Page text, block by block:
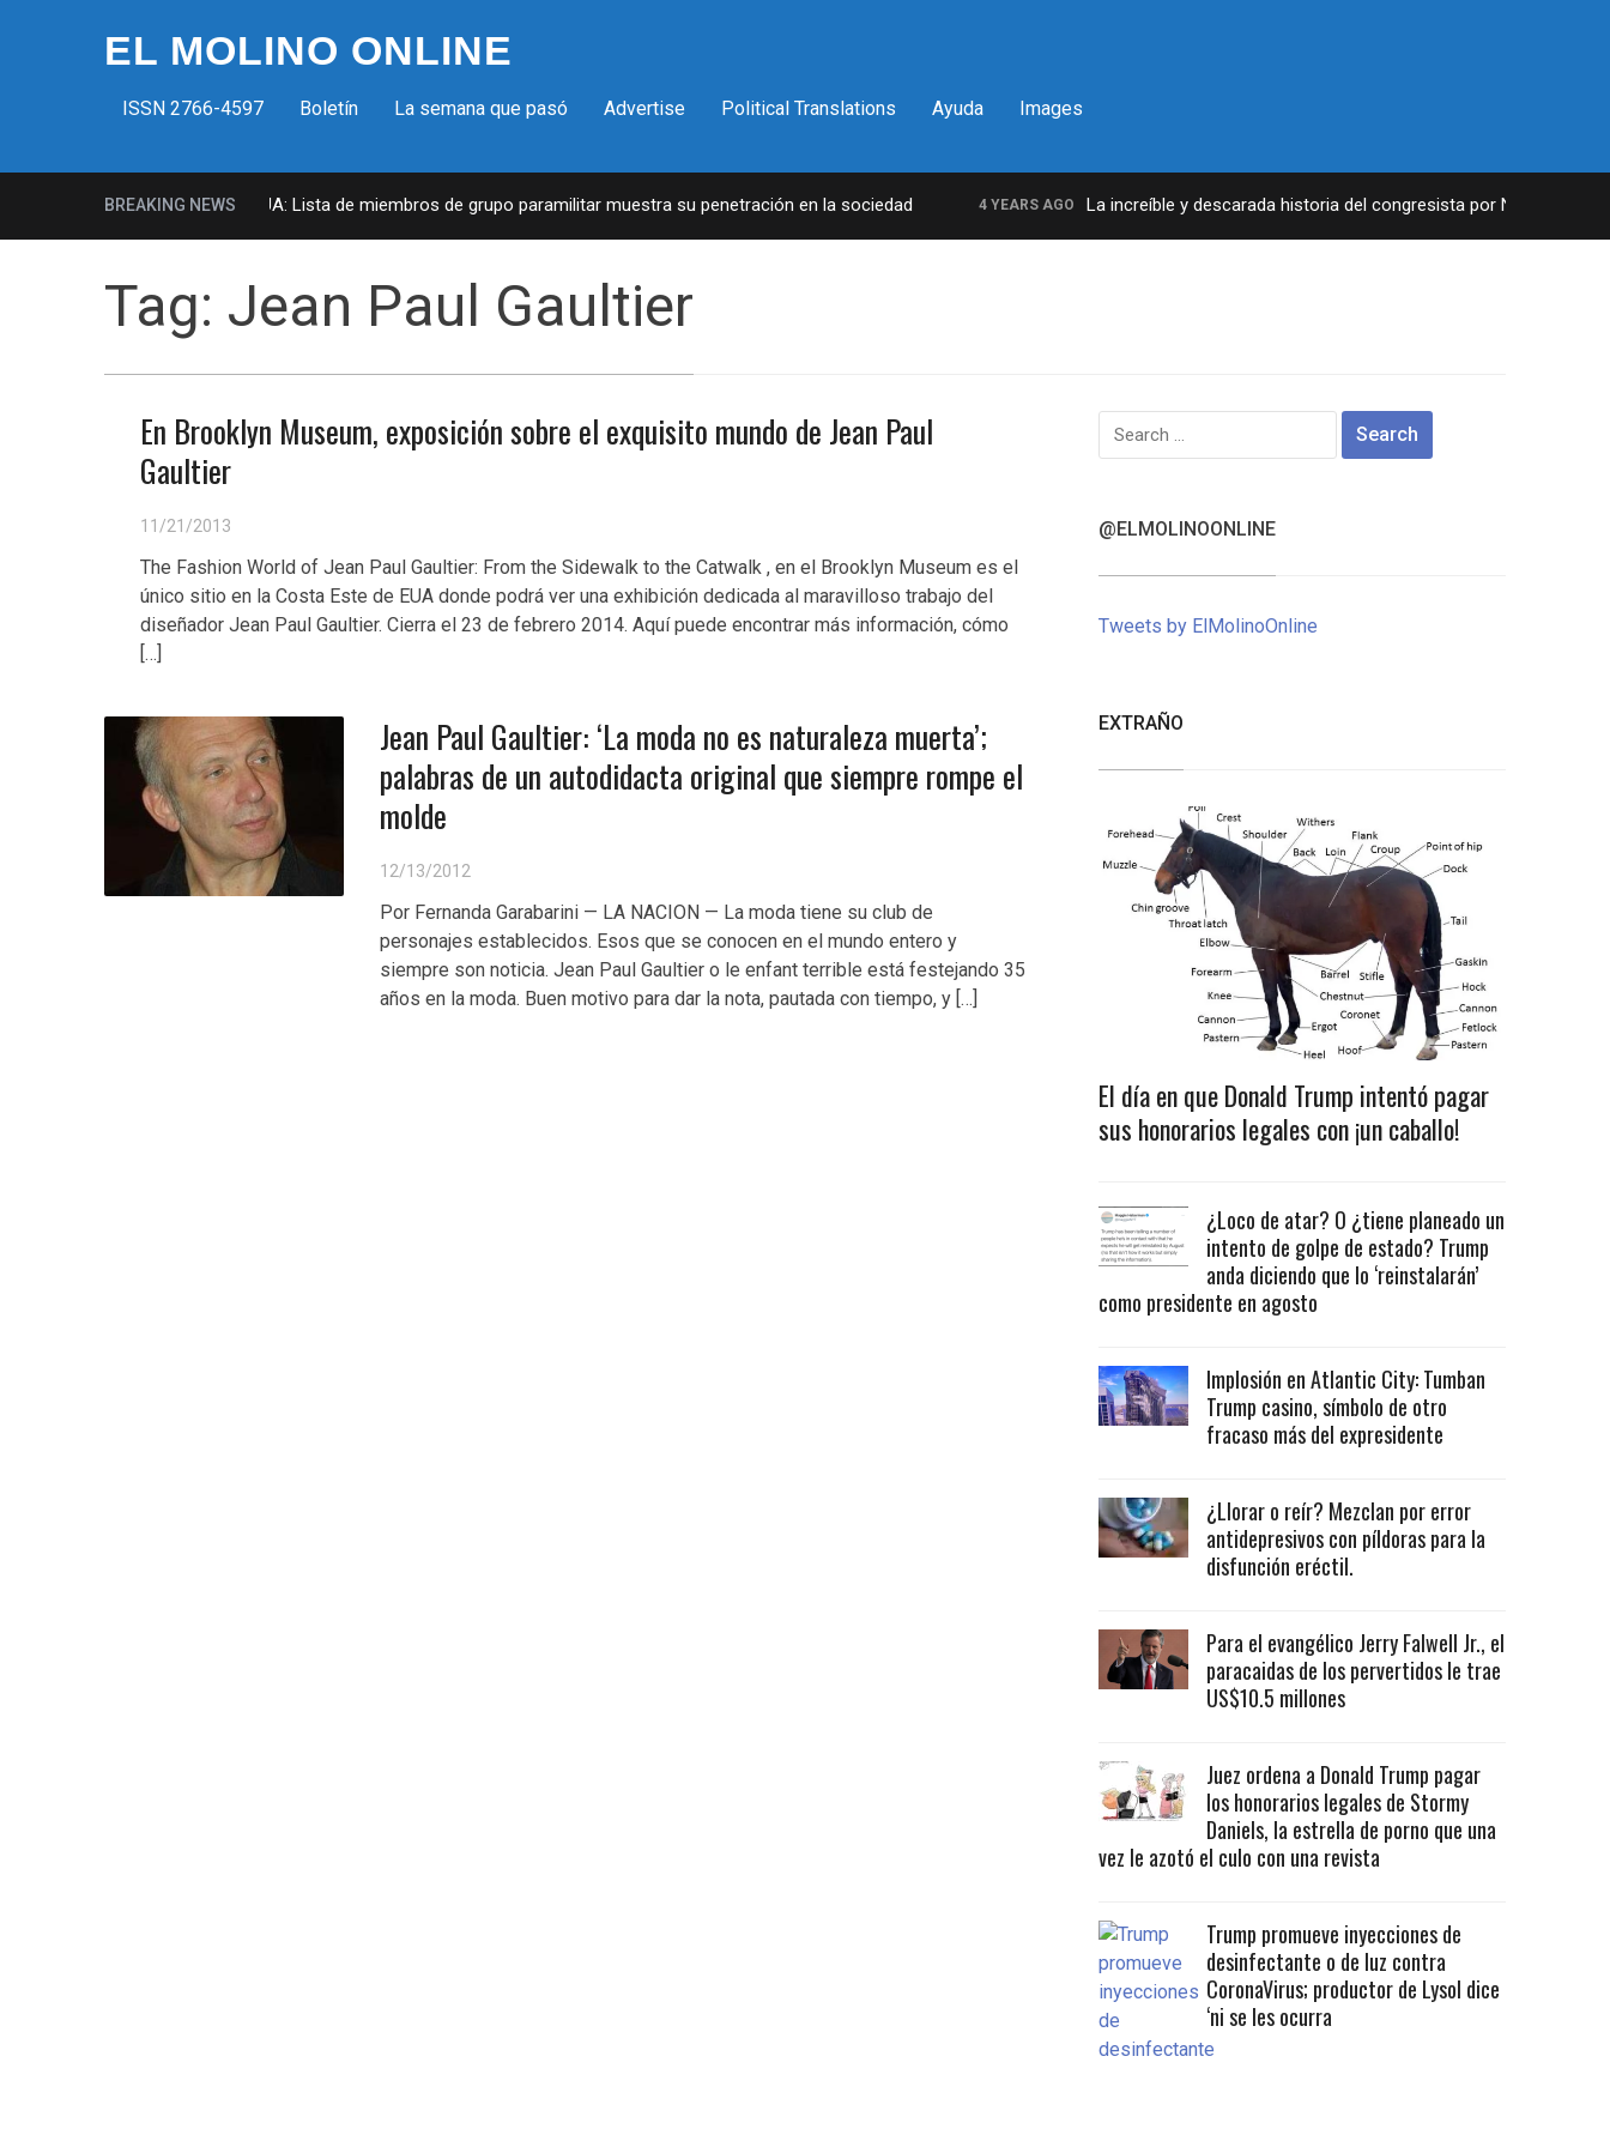
EL MOLINO ONLINE
ISSN 2766-4597 Boletín La semana que pasó Advertise Political Translations Ayuda Images
BREAKING NEWS
Milicias fascistas en EUA: Lista de miembros de grupo paramilitar muestra su penetración en la sociedad 4 YEARS AGO La increíble y descarada historia del congresista por NY George
Tag: Jean Paul Gaultier
En Brooklyn Museum, exposición sobre el exquisito mundo de Jean Paul
Gaultier
11/21/2013
The Fashion World of Jean Paul Gaultier: From the Sidewalk to the Catwalk , en el Brooklyn Museum es el
único sitio en la Costa Este de EUA donde podrá ver una exhibición dedicada al maravilloso trabajo del
diseñador Jean Paul Gaultier. Cierra el 23 de febrero 2014. Aquí puede encontrar más información, cómo
[…]
Jean Paul Gaultier: ‘La moda no es naturaleza muerta’;
palabras de un autodidacta original que siempre rompe el
molde
12/13/2012
Por Fernanda Garabarini — LA NACION — La moda tiene su club de
personajes establecidos. Esos que se conocen en el mundo entero y
siempre son noticia. Jean Paul Gaultier o le enfant terrible está festejando 35
años en la moda. Buen motivo para dar la nota, pautada con tiempo, y […]
Search
for:
@ELMOLINOONLINE
Tweets by ElMolinoOnline
EXTRAÑO
El día en que Donald Trump intentó pagar
sus honorarios legales con ¡un caballo!
¿Loco de atar? O ¿tiene planeado un
intento de golpe de estado? Trump
anda diciendo que lo ‘reinstalarán’
como presidente en agosto
Implosión en Atlantic City: Tumban
Trump casino, símbolo de otro
fracaso más del expresidente
¿Llorar o reír? Mezclan por error
antidepresivos con píldoras para la
disfunción eréctil.
Para el evangélico Jerry Falwell Jr., el
paracaidas de los pervertidos le trae
US$10.5 millones
Juez ordena a Donald Trump pagar
los honorarios legales de Stormy
Daniels, la estrella de porno que una
vez le azotó el culo con una revista
Trump promueve inyecciones de
desinfectante o de luz contra
CoronaVirus; productor de Lysol dice
‘ni se les ocurra